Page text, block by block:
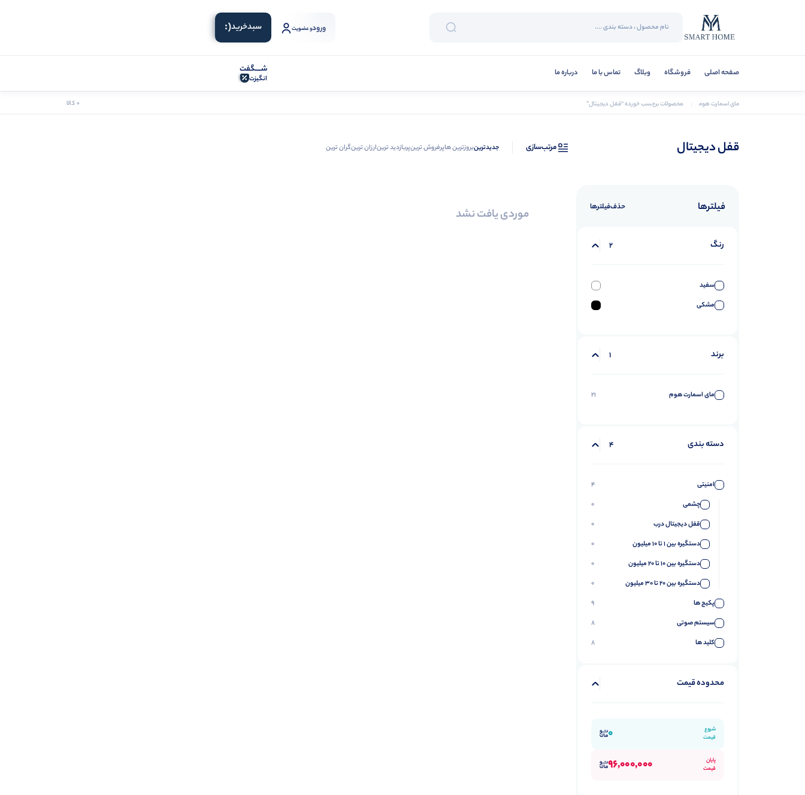
ورودو عضویت سبد‌خرید(:
صفحه اصلی فروشگاه وبلاگ تماس با ما درباره ما شـــــگفت
انگیزت
مای اسمارت هوم محصولات برچسب خورده “قفل دیجیتال” 0 کالا
قفل دیجیتال
فیلترها حذف‌فیلتر‌ها
رنگ 2
سفید
مشکی
برند 1
مای اسمارت هوم 21
دسته بندی 4
امنیتی
4
چشمی
0
قفل دیجیتال درب
0
دستگیره بین 1 تا 10 میلیون
0
دستگیره بین 10 تا 20 میلیون
0
دستگیره بین 20 تا 30 میلیون
0
پکیج ها
9
سیستم صوتی
8
کلید ها
8
محدوده قیمت
شروع
قیمت
0
پایان
قیمت
96,000,000
مرتب‌سازی جدیدترینبروزترین هاپرفروش ترینپربازدید ترینارزان ترینگران ترین
موردی یافت نشد